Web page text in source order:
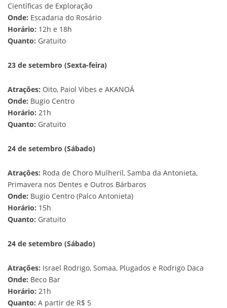
Científicas de Exploração
Onde: Escadaria do Rosário
Horário: 12h e 18h
Quanto: Gratuito
23 de setembro (Sexta-feira)
Atrações: Oito, Paiol Vibes e AKANOÁ
Onde: Bugio Centro
Horário: 21h
Quanto: Gratuito
24 de setembro (Sábado)
Atrações: Roda de Choro Mulheril, Samba da Antonieta,
Primavera nos Dentes e Outros Bárbaros
Onde: Bugio Centro (Palco Antonieta)
Horário: 15h
Quanto: Gratuito
24 de setembro (Sábado)
Atrações: Israel Rodrigo, Somaa, Plugados e Rodrigo Daca
Onde: Beco Bar
Horário: 21h
Quanto: A partir de R$ 5